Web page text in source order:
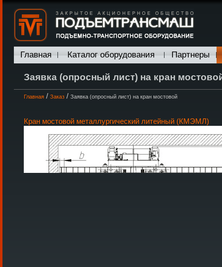
Главная Каталог оборудования Партнеры
Заявка (опросный лист) на кран
Главная / Заказ / Заявка (опросный лист) на кран мостовой
Кран мостовой металлургический литейный (КМЭМЛ)